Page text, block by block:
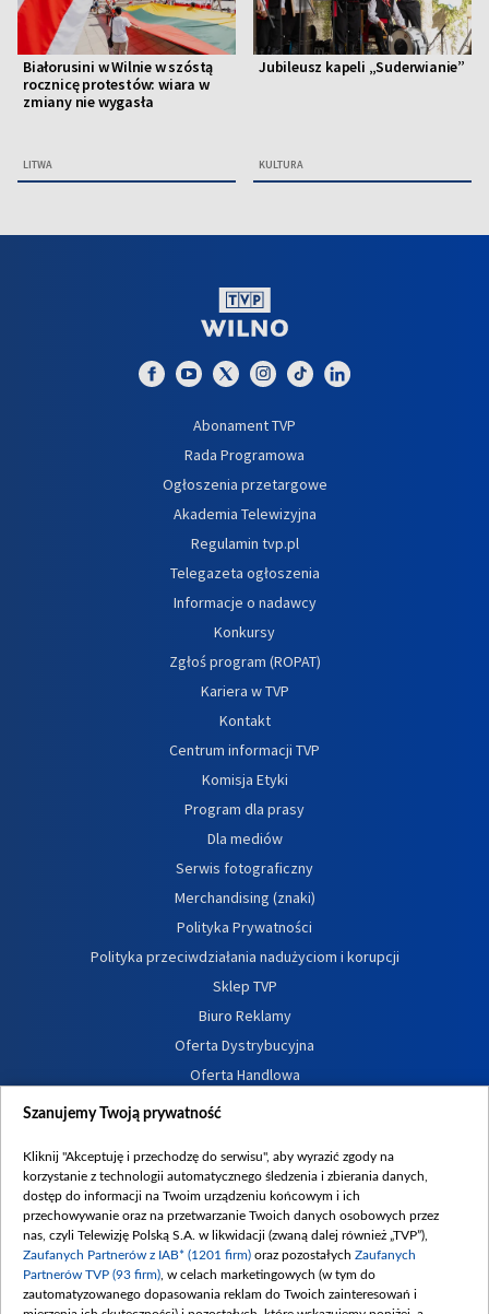
Białorusini w Wilnie w szóstą
rocznicę protestów: wiara w
zmiany nie wygasła
LITWA
Jubileusz kapeli „Suderwianie”
KULTURA
Abonament TVP
Rada Programowa
Ogłoszenia przetargowe
Akademia Telewizyjna
Regulamin tvp.pl
Telegazeta ogłoszenia
Informacje o nadawcy
Konkursy
Zgłoś program (ROPAT)
Kariera w TVP
Kontakt
Centrum informacji TVP
Komisja Etyki
Program dla prasy
Dla mediów
Serwis fotograficzny
Merchandising (znaki)
Polityka Prywatności
Polityka przeciwdziałania nadużyciom i korupcji
Sklep TVP
Biuro Reklamy
Oferta Dystrybucyjna
Oferta Handlowa
Dostępność
Procedura zgłoszeń wewnętrznych
Szanujemy Twoją prywatność
Kliknij "Akceptuję i przechodzę do serwisu", aby wyrazić zgody na
korzystanie z technologii automatycznego śledzenia i zbierania danych,
dostęp do informacji na Twoim urządzeniu końcowym i ich
przechowywanie oraz na przetwarzanie Twoich danych osobowych przez
nas, czyli Telewizję Polską S.A. w likwidacji (zwaną dalej również „TVP”),
Zaufanych Partnerów z IAB* (1201 firm) oraz pozostałych Zaufanych
Partnerów TVP (93 firm) , w celach marketingowych (w tym do
zautomatyzowanego dopasowania reklam do Twoich zainteresowań i